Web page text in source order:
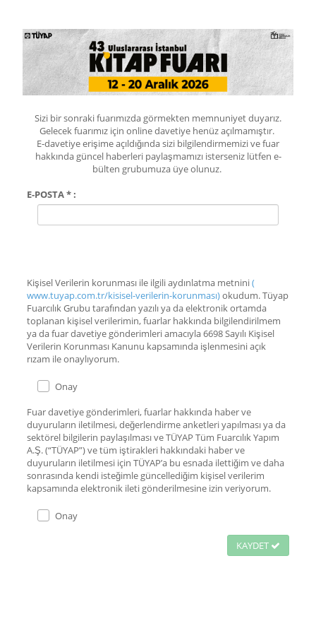
Sizi bir sonraki fuarımızda görmekten memnuniyet duyarız.
Gelecek fuarımız için online davetiye henüz açılmamıştır.
E-davetiye erişime açıldığında sizi bilgilendirmemizi ve fuar
hakkında güncel haberleri paylaşmamızı isterseniz lütfen e-
bülten grubumuza üye olunuz.
E-POSTA * :
Kişisel Verilerin korunması ile ilgili aydınlatma metnini(
www.tuyap.com.tr/kisisel-verilerin-korunması)okudum. Tüyap
Fuarcılık Grubu tarafından yazılı ya da elektronik ortamda
toplanan kişisel verilerimin, fuarlar hakkında bilgilendirilmem
ya da fuar davetiye gönderimleri amacıyla 6698 Sayılı Kişisel
Verilerin Korunması Kanunu kapsamında işlenmesini açık
rızam ile onaylıyorum.
Onay
Fuar davetiye gönderimleri, fuarlar hakkında haber ve
duyuruların iletilmesi, değerlendirme anketleri yapılması ya da
sektörel bilgilerin paylaşılması ve TÜYAP Tüm Fuarcılık Yapım
A.Ş. (“TÜYAP”) ve tüm iştirakleri hakkındaki haber ve
duyuruların iletilmesi için TÜYAP’a bu esnada ilettiğim ve daha
sonrasında kendi isteğimle güncellediğim kişisel verilerim
kapsamında elektronik ileti gönderilmesine izin veriyorum.
Onay
KAYDET